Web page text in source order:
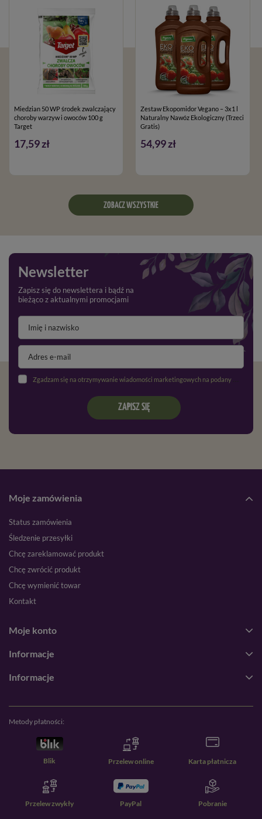
Miedzian 50 WP środek zwalczający
choroby warzyw i owoców 100 g
Target
17,59 zł
Zestaw Ekopomidor Vegano – 3x1 l
Naturalny Nawóz Ekologiczny (Trzeci
Gratis)
54,99 zł
ZOBACZ WSZYSTKIE
Newsletter
Zapisz się do newslettera i bądź na
bieżąco z aktualnymi promocjami
Zgadzam się na otrzymywanie wiadomości marketingowych na podany adres e-mail oraz przetwarzanie danych osobowych zgodnie z
ZAPISZ SIĘ
Moje zamówienia
Status zamówienia
Śledzenie przesyłki
Chcę zareklamować produkt
Chcę zwrócić produkt
Chcę wymienić towar
Kontakt
Moje konto
Informacje
Informacje
Metody płatności:
Blik Przelew online Karta płatnicza
Przelew zwykły PayPal Pobranie